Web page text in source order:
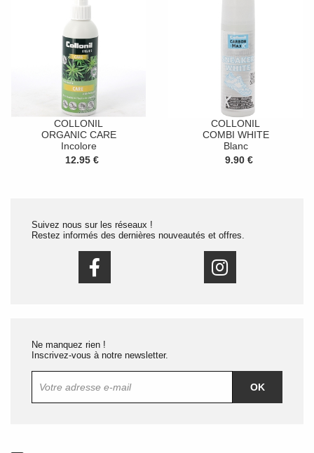
COLLONIL
ORGANIC CARE
Incolore
12.95 €
COLLONIL
COMBI WHITE
Blanc
9.90 €
Suivez nous sur les réseaux !
Restez informés des dernières nouveautés et offres.
Ne manquez rien !
Inscrivez-vous à notre newsletter.
OK